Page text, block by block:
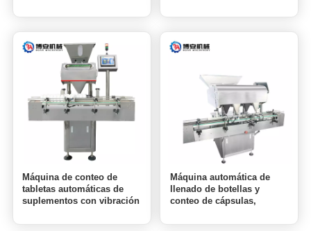
de 16 canales
Máquina de conteo de
tabletas automáticas de
suplementos con vibración
DSL-12
Máquina automática de
llenado de botellas y
conteo de cápsulas,
32 Lane